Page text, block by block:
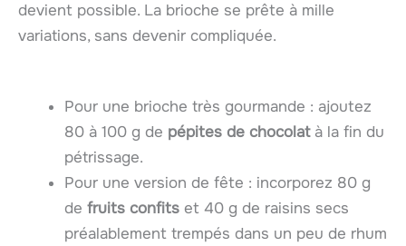
devient possible. La brioche se prête à mille
variations, sans devenir compliquée.
Pour une brioche très gourmande : ajoutez
80 à 100 g de pépites de chocolatà la fin du
pétrissage.
Pour une version de fête : incorporez 80 g
de fruits confits et 40 g de raisins secs
préalablement trempés dans un peu de rhum